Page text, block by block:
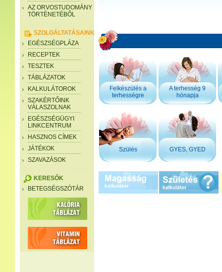
AZ ORVOSTUDOMÁNY
TÖRTÉNETÉBŐL
SZOLGÁLTATÁSAINK
EGÉSZSÉGPLÁZA
RECEPTEK
TESZTEK
TÁBLÁZATOK
KALKULÁTOROK
SZAKÉRTŐINK
VÁLASZOLNAK
EGÉSZSÉGÜGYI
LINKCENTRUM
HASZNOS CÍMEK
JÁTÉKOK
SZAVAZÁSOK
KERESŐK
BETEGSÉGSZÓTÁR
Felkészülés a
terhességre
A terhesség 9
hónapja
Szülés GYES, GYED